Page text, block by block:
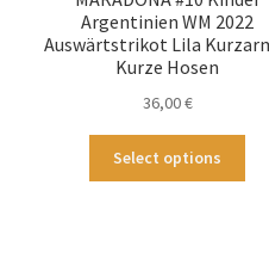
Argentinien WM 2022
Auswärtstrikot Lila
Kurze Hosen
36,00€
Select options